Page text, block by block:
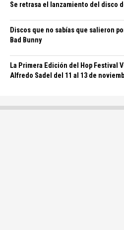
Se retrasa el lanzamiento del disco
Discos que no sabías que salieron
Bad Bunny
La Primera Edición del Hop Festival
Alfredo Sadel del 11 al 13 de